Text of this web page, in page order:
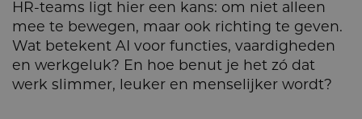
HR-teams ligt hier een kans: om niet alleen
mee te bewegen, maar ook richting te geven.
Wat betekent AI voor functies, vaardigheden
en werkgeluk? En hoe benut je het zó dat
werk slimmer, leuker en menselijker wordt?